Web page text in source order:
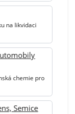
na likvidaci
chemie pro
Semice